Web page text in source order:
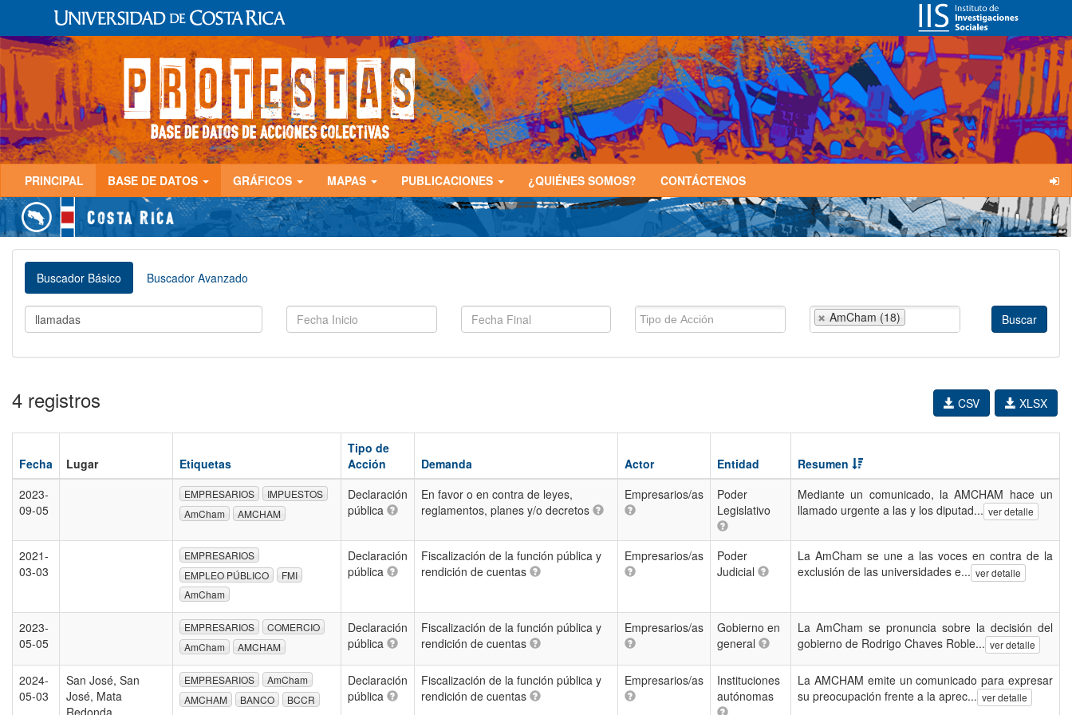
PRINCIPAL BASE DE DATOS GRÁFICOS MAPAS PUBLICACIONES ¿QUIÉNES SOMOS? CONTÁCTENOS
Buscador Básico Buscador Avanzado
AmCham (18)
4 registros XLSX
CSV
Fecha Lugar Etiquetas
Tipo de
Acción
Demanda Actor Entidad
Resumen
2023-
09-05
EMPRESARIOS
IMPUESTOS
AmCham
AMCHAM
Declaración
pública
En favor o en contra de leyes,
reglamentos, planes y/o decretos
Empresarios/as
Poder
Legislativo
Mediante un comunicado, la AMCHAM hace un
llamado urgente a las y los diputad... ver detalle
2021-
03-03
EMPRESARIOS
EMPLEO PÚBLICO
FMI
AmCham
Declaración
pública
Fiscalización de la función pública y
rendición de cuentas
Empresarios/as
Poder
Judicial
La AmCham se une a las voces en contra de la
exclusión de las universidades e... ver detalle
2023-
05-05
EMPRESARIOS
COMERCIO
AmCham
AMCHAM
Declaración
pública
Fiscalización de la función pública y
rendición de cuentas
Empresarios/as
Gobierno en
general
La AmCham se pronuncia sobre la decisión del
gobierno de Rodrigo Chaves Roble... ver detalle
2024-
05-03
San José, San
José, Mata
Redonda
EMPRESARIOS
AmCham
AMCHAM
BANCO BCCR
Declaración
pública
Fiscalización de la función pública y
rendición de cuentas
Empresarios/as
Instituciones
autónomas
La AMCHAM emite un comunicado para expresar
su preocupación frente a la aprec... ver detalle